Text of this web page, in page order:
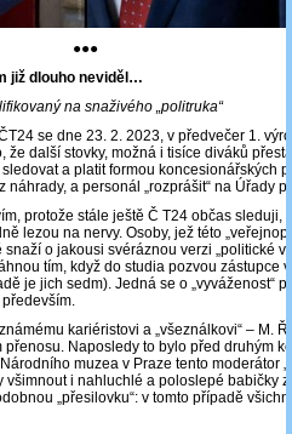
●●●
již dlouho neviděl…
na snaživého „politruka“
se dne 23. 2. 2023, v předvečer 1.
že další stovky, možná i tisíce diváků
a platit formou koncesionářských
náhrady, a personál „rozprášit“ na Úřady
protože stále ještě Č T24 občas sleduji,
lezou na nervy. Osoby, jež této
o jakousi svéráznou verzi „politické
tím, když do studia pozvou zástupce
je jich sedm). Jedná se o „vyváženost“
kariéristovi a „všeználkovi“ – M.
Naposledy to bylo před druhým
muzea v Praze tento moderátor
všimnout i nahluchlé a poloslepé babičky
„přesilovku“: v tomto případě